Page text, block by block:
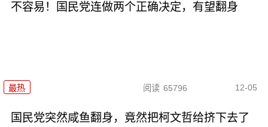
不容易！国民党连做两个正确决定，有望翻身
最热 阅读 65796 12-05
国民党突然咸鱼翻身，竟然把柯文哲给挤下去了